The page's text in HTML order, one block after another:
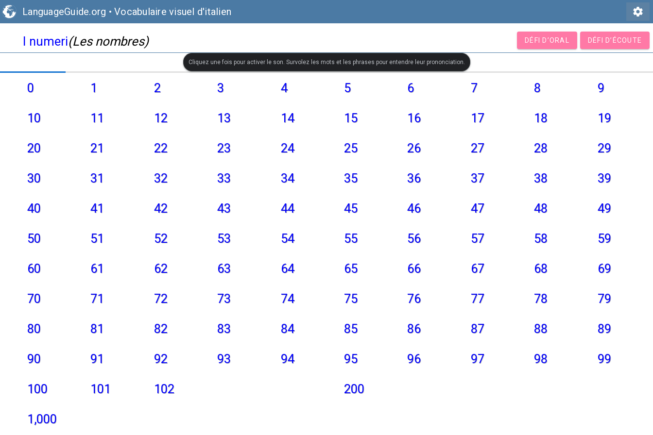
LanguageGuide.org • Vocabulaire visuel d'italien settings
I numeri(Les nombres) DÉFI D’ORAL DÉFI D’ÉCOUTE
Cliquez une fois pour activer le son. Survolez les mots et les phrases pour entendre leur prononciation.
0 1 2 3 4 5 6 7 8 9
10 11 12 13 14 15 16 17 18 19
20 21 22 23 24 25 26 27 28 29
30 31 32 33 34 35 36 37 38 39
40 41 42 43 44 45 46 47 48 49
50 51 52 53 54 55 56 57 58 59
60 61 62 63 64 65 66 67 68 69
70 71 72 73 74 75 76 77 78 79
80 81 82 83 84 85 86 87 88 89
90 91 92 93 94 95 96 97 98 99
100 101 102 200
1,000